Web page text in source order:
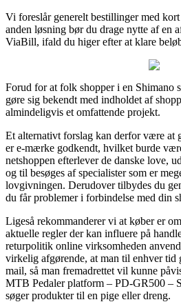
Vi foreslår generelt bestillinger med
anden løsning bør du drage nytte af en
ViaBill, ifald du higer efter at klare
Forud for at folk shopper i en Shimano
gøre sig bekendt med indholdet af
almindeligvis et omfattende projekt.
Et alternativt forslag kan derfor være at
er e-mærke godkendt, hvilket burde
netshoppen efterlever de danske love,
og til besøges af specialister som er
lovgivningen. Derudover tilbydes du
du får problemer i forbindelse med din
Ligeså rekommanderer vi at køber er
aktuelle regler der kan influere på
returpolitik online virksomheden
virkelig afgørende, at man til enhver tid
mail, så man fremadrettet vil kunne
MTB Pedaler platform – PD-GR500 –
søger produkter til en pige eller dreng.